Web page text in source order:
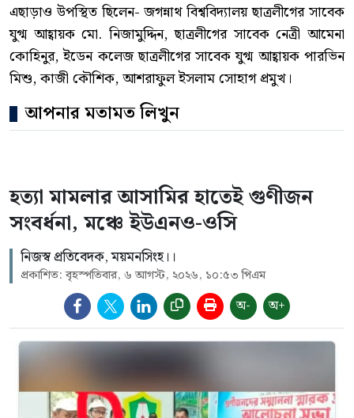
এছাড়াও উপস্থিত ছিলেন- জগন্নাথ বিশ্ববিদ্যালয় ছাত্রলীগের সাবেক
যুগ্ম আহ্বায়ক মো. নিজামুদ্দিন, ছাত্রলীগের সাবেক নেত্রী আমেনা
কোহিনুর, ইডেন কলেজ ছাত্রলীগের সাবেক যুগ্ম আহ্বায়ক পারভিন
মিশু, কাজী কৌশিক, আশরাফুল ইসলাম সোহাগ প্রমুখ।
আপনার মতামত লিখুন
হত্যা মামলার আসামির হাতেই গুণীজন
সংবর্ধনা, মঞ্চে ইউএনও-ওসি
নিজস্ব প্রতিবেদক, ময়মনসিংহ।।
প্রকাশিত: বৃহস্পতিবার, ৬ আগস্ট, ২০২৬, ১০:৫৩ পিএম
অ- অ+